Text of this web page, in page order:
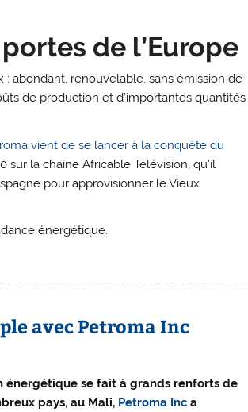
de l’Europe
abondant, renouvelable, sans émission de
de production et d’importantes quantités
vient de se lancer à la conquête du
sur la chaîne Africable Télévision, qu’il
pour approvisionner le Vieux
énergétique.
avec Petroma Inc
énergétique se fait à grands renforts de
pays, au Mali, Petroma Inca